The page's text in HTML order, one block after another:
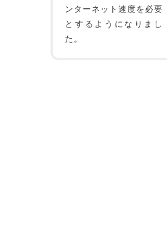
ンターネット速度を必要
とするようになりまし
た。